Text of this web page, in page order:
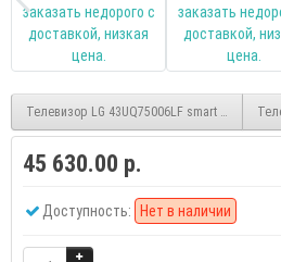
Телевизор LG 43UQ75006LF smart UHD
45 630.00 р.
Доступность: Нет в наличии